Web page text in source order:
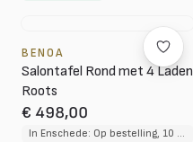
BENOA
Salontafel Rond met 4 Laden
Roots
€ 498,00
In Enschede: Op bestelling, 10 tot 12 weken levertijd